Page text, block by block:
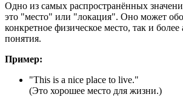
Одно из самых распространённых
это "место" или "локация". Оно может
конкретное физическое место, так и более
понятия.
Пример:
"This is a nice place to live."
(Это хорошее место для жизни.)